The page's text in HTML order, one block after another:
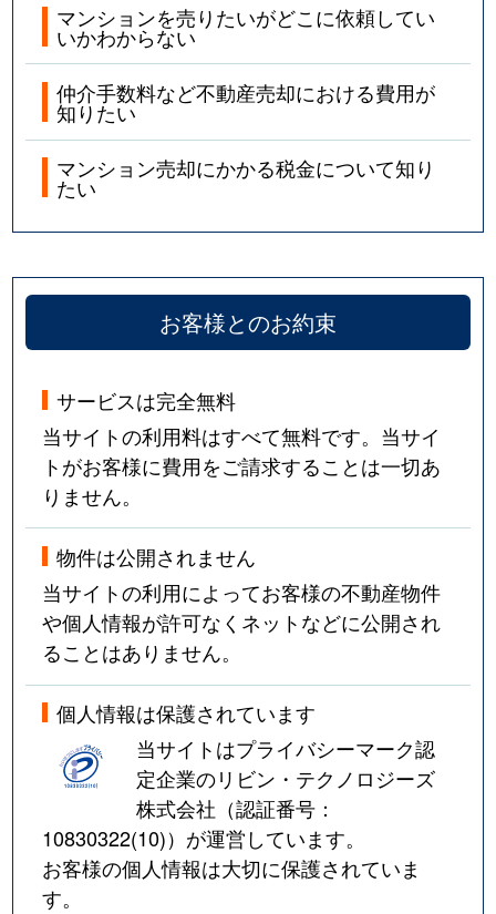
マンションを売りたいがどこに依頼してい
いかわからない
仲介手数料など不動産売却における費用が
知りたい
マンション売却にかかる税金について知り
たい
お客様とのお約束
サービスは完全無料
当サイトの利用料はすべて無料です。当サイ
トがお客様に費用をご請求することは一切あ
りません。
物件は公開されません
当サイトの利用によってお客様の不動産物件
や個人情報が許可なくネットなどに公開され
ることはありません。
個人情報は保護されています
当サイトはプライバシーマーク認
定企業のリビン・テクノロジーズ
株式会社（認証番号：
10830322(10)）が運営しています。
お客様の個人情報は大切に保護されていま
す。